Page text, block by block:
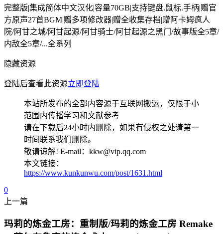
完整版|集成简体中文汉化|容量70GB|支持键盘.鼠标.手柄|赠官
方原声27首BGM|赠多项修改器|赠全收集存档|赠阿卡姆疯人
院/阿甘之城/阿甘起源/阿甘骑士/阿甘起源之黑门/故事版全5章/
内敌全5章/...全系列
隐藏资源
登陆后查看此资源立即登陆
本站所发布的全部内容源于互联网搬运，仅限于小
范围内传播学习和文献参考
请在下载后24小时内删除，如果有侵权之处请第一
时间联系我们删除。
敬请谅解! E-mail：kkw@vip.qq.com
本文链接：
https://www.kunkunwu.com/post/1631.html
0
上一篇
玛莉的炼金工房：重制版/玛莉的炼金工房 Remake